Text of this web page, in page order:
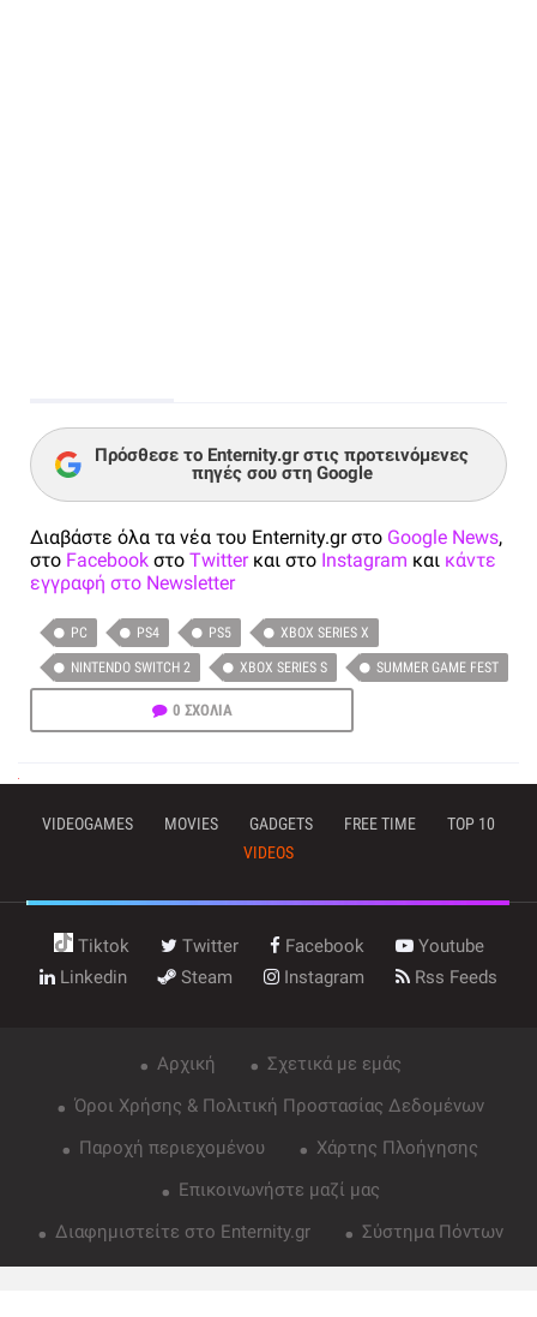
Πρόσθεσε το Enternity.gr στις προτεινόμενες
πηγές σου στη Google
Διαβάστε όλα τα νέα του Enternity.gr στο Google News,
στο Facebook στο Twitterκαι στο Instagram και κάντε
εγγραφή στο Newsletter
PC PS4 PS5 XBOX SERIES X
NINTENDO SWITCH 2 XBOX SERIES S SUMMER GAME FEST
0 ΣΧΟΛΙΑ
VIDEOGAMES MOVIES GADGETS FREE TIME
TOP 10
VIDEOS
Tiktok Twitter Facebook
Youtube
Linkedin
Steam Instagram Rss Feeds
Αρχική
Σχετικά με εμάς
Όροι Χρήσης & Πολιτική Προστασίας Δεδομένων
Παροχή περιεχομένου
Χάρτης Πλοήγησης
Επικοινωνήστε μαζί μας
Διαφημιστείτε στο Enternity.gr
Σύστημα Πόντων